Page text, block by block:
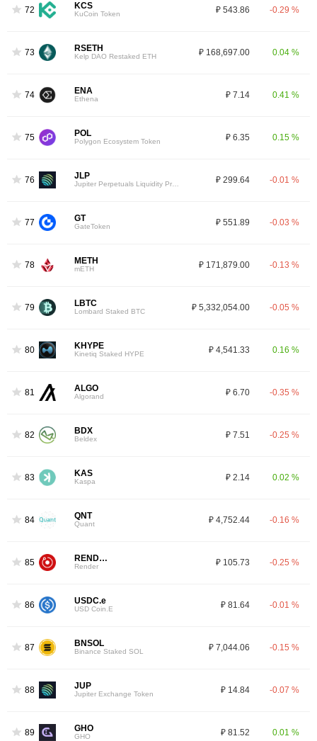
72 KCS
KuCoin Token ₽ 543.86 -0.29 %
73 RSETH
Kelp DAO Restaked ETH ₽ 168,697.00 0.04 %
74 ENA
Ethena ₽ 7.14 0.41 %
75 POL
Polygon Ecosystem Token ₽ 6.35 0.15 %
76 JLP ₽ 299.64 -0.01 %
77 GT
GateToken ₽ 551.89 -0.03 %
78 METH
mETH ₽ 171,879.00 -0.13 %
79 LBTC
Lombard Staked BTC ₽ 5,332,054.00 -0.05 %
80 KHYPE
Kinetiq Staked HYPE ₽ 4,541.33 0.16 %
81 ALGO
Algorand ₽ 6.70 -0.35 %
82 BDX
Beldex ₽ 7.51 -0.25 %
83 KAS
Kaspa ₽ 2.14 0.02 %
84 QNT
Quant ₽ 4,752.44 -0.16 %
85 RENDER
Render ₽ 105.73 -0.25 %
86 USDC.e
USD Coin.E ₽ 81.64 -0.01 %
87 BNSOL
Binance Staked SOL ₽ 7,044.06 -0.15 %
88 JUP
Jupiter Exchange Token ₽ 14.84 -0.07 %
89 GHO
GHO ₽ 81.52 0.01 %